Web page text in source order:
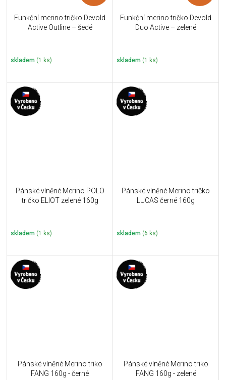
Funkční merino tričko Devold
Active Outline – šedé
skladem (1 ks)
Funkční merino tričko Devold
Duo Active – zelené
skladem (1 ks)
Pánské vlněné Merino POLO
tričko ELIOT zelené 160g
skladem (1 ks)
Pánské vlněné Merino tričko
LUCAS černé 160g
skladem (6 ks)
Pánské vlněné Merino triko
FANG 160g - černé
Pánské vlněné Merino triko
FANG 160g - zelené